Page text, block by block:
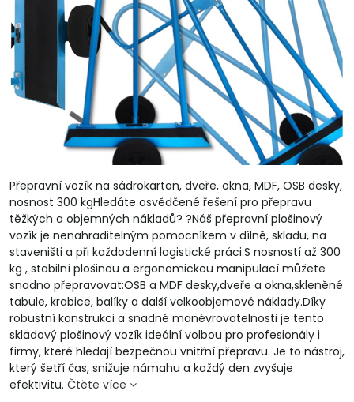
Přepravní vozík na sádrokarton, dveře, okna, MDF, OSB desky,
nosnost 300 kgHledáte osvědčené řešení pro přepravu
těžkých a objemných nákladů? ?Náš přepravní plošinový
vozík je nenahraditelným pomocníkem v dílně, skladu, na
staveništi a při každodenní logistické práci.S nosností až 300
kg , stabilní plošinou a ergonomickou manipulací můžete
snadno přepravovat:OSB a MDF desky,dveře a okna,skleněné
tabule, krabice, balíky a další velkoobjemové náklady.Díky
robustní konstrukci a snadné manévrovatelnosti je tento
skladový plošinový vozík ideální volbou pro profesionály i
firmy, které hledají bezpečnou vnitřní přepravu. Je to nástroj,
který šetří čas, snižuje námahu a každý den zvyšuje
efektivitu. Čtěte více